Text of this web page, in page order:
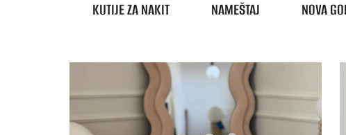
KUTIJE ZA NAKIT NAMEŠTAJ NOVA